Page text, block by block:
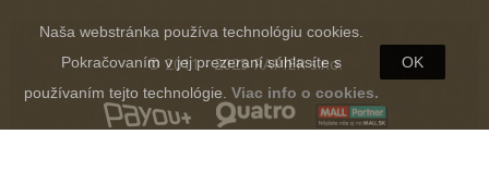
Naša webstránka používa technológiu cookies.
Pokračovaním v jej prezeraní súhlasíte s
používaním tejto technológie. Viac info o cookies.
OK
© 2011 - 2025 RAPIER s.r.o.